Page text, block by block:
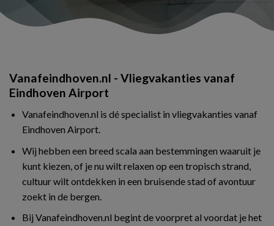
Vanafeindhoven.nl - Vliegvakanties vanaf
Eindhoven Airport
Vanafeindhoven.nl is dé specialist in vliegvakanties vanaf
Eindhoven Airport.
Wij hebben een breed scala aan bestemmingen waaruit je
kunt kiezen, of je nu wilt relaxen op een tropisch strand,
cultuur wilt ontdekken in een bruisende stad of avontuur
zoekt in de bergen.
Bij Vanafeindhoven.nl begint de voorpret al voordat je het